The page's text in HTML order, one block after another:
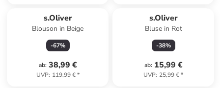
s.Oliver
Blouson in Beige
-67%
ab: 38,99 €
UVP: 119,99 €*
s.Oliver
Bluse in Rot
-38%
ab: 15,99 €
UVP: 25,99 €*